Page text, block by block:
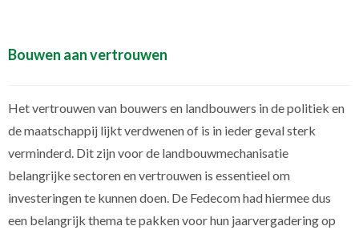
Bouwen aan vertrouwen
Het vertrouwen van bouwers en landbouwers in de politiek en
de maatschappij lijkt verdwenen of is in ieder geval sterk
verminderd. Dit zijn voor de landbouwmechanisatie
belangrijke sectoren en vertrouwen is essentieel om
investeringen te kunnen doen. De Fedecom had hiermee dus
een belangrijk thema te pakken voor hun jaarvergadering op